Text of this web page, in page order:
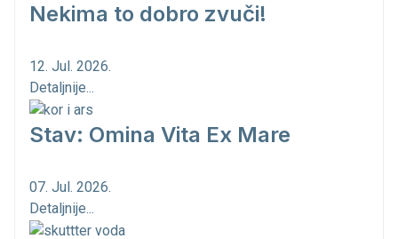
Nekima to dobro zvuči!
12. Jul. 2026.
Detaljnije...
Stav: Omina Vita Ex Mare
07. Jul. 2026.
Detaljnije...